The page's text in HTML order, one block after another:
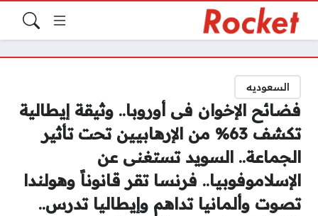
السعوديه
فضائح الإخوان فى أوروبا.. وثيقة إيطالية
تكشف 63% من الإرهابيين تحت تأثير
الجماعة.. السويد تستغنى عن
الإسلاموفوبيا.. فرنسا تقر قانوناً وهولندا
تصوت وألمانيا تداهم وإيطاليا تدرس..